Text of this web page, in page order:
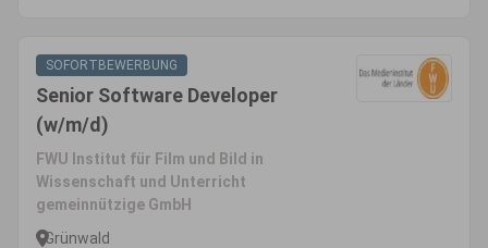
SOFORTBEWERBUNG
Senior Software Developer
(w/m/d)
FWU Institut für Film und Bild in
Wissenschaft und Unterricht
gemeinnützige GmbH
Grünwald